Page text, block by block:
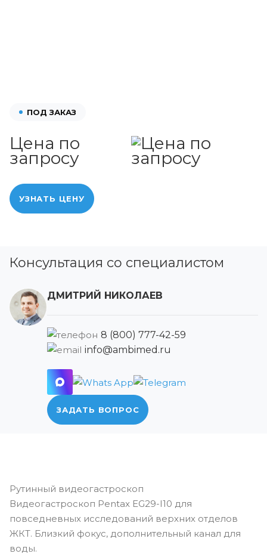
ПОД ЗАКАЗ
Цена по
запросу
УЗНАТЬ ЦЕНУ
Консультация со специалистом
ДМИТРИЙ НИКОЛАЕВ
8 (800) 777-42-59
info@ambimed.ru
ЗАДАТЬ ВОПРОС
Рутинный видеогастроскоп
Видеогастроскоп Pentax EG29-I10 для
повседневных исследований верхних отделов
ЖКТ. Близкий фокус, дополнительный канал для
воды.